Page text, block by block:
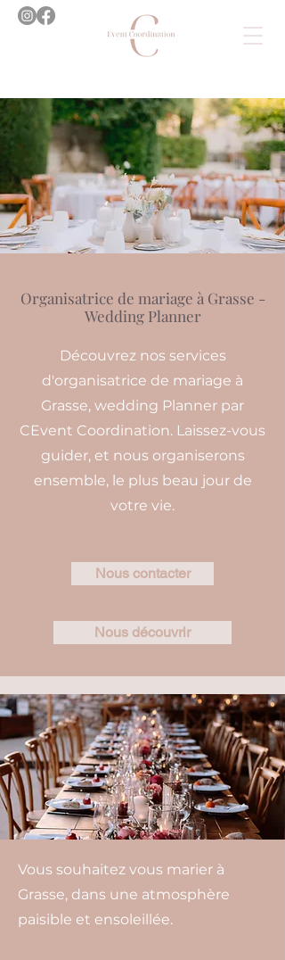
Organisatrice de mariage à Grasse -
Wedding Planner
Découvrez nos services
d'organisatrice de mariage à
Grasse, wedding Planner par
CEvent Coordination. Laissez-vous
guider, et nous organiserons
ensemble, le plus beau jour de
votre vie.
Nous contacter
Nous découvrir
Vous souhaitez vous marier à
Grasse, dans une atmosphère
paisible et ensoleillée.